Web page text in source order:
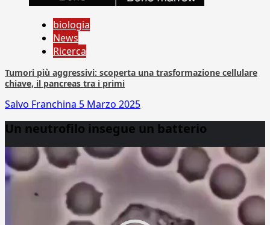
biologia
News
Ricerca
Tumori più aggressivi: scoperta una trasformazione cellulare
chiave, il pancreas tra i primi
Salvo Franchina 5 Marzo 2025
Un neutrofilo insegue un batterio
Player